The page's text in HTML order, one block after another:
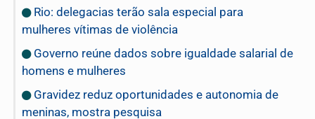
Rio: delegacias terão sala especial para
mulheres vítimas de violência
Governo reúne dados sobre igualdade salarial de
homens e mulheres
Gravidez reduz oportunidades e autonomia de
meninas, mostra pesquisa